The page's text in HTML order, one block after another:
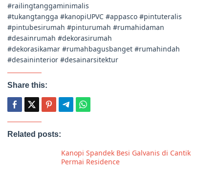
#railingtanggaminimalis
#tukangtangga #kanopiUPVC #appasco #pintuteralis
#pintubesirumah #pinturumah #rumahidaman
#desainrumah #dekorasirumah
#dekorasikamar #rumahbagusbanget #rumahindah
#desaininterior #desainarsitektur
Share this:
Related posts:
Kanopi Spandek Besi Galvanis di Cantik
Permai Residence